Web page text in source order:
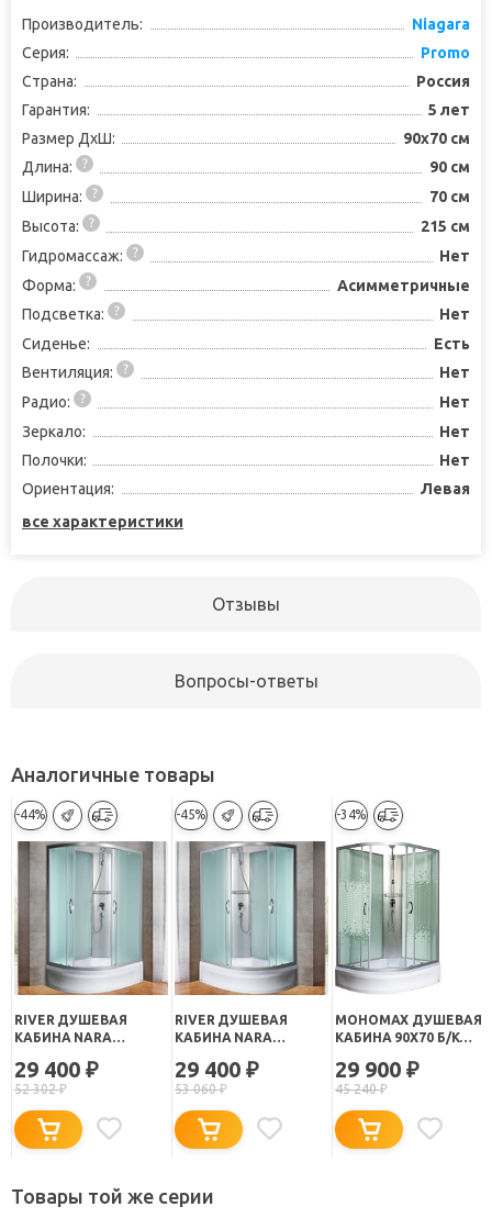
Производитель:
Niagara
Серия:
Promo
Страна:
Россия
Гарантия:
5 лет
Размер ДхШ:
90x70 см
Длина:
90 см
Ширина:
70 см
Высота:
215 см
Гидромассаж:
Нет
Форма:
Асимметричные
Подсветка:
Нет
Сиденье:
Есть
Вентиляция:
Нет
Радио:
Нет
Зеркало:
Нет
Полочки:
Нет
Ориентация:
Левая
все характеристики
Отзывы
Вопросы-ответы
Аналогичные товары
-44%
RIVER ДУШЕВАЯ
КАБИНА NARA
29 400 ₽
52 302₽
-45%
RIVER ДУШЕВАЯ
КАБИНА NARA
29 400 ₽
53 060₽
-34%
МОНОМАХ ДУШЕВАЯ
КАБИНА 90X70 Б/К
29 900 ₽
45 240₽
Товары той же серии